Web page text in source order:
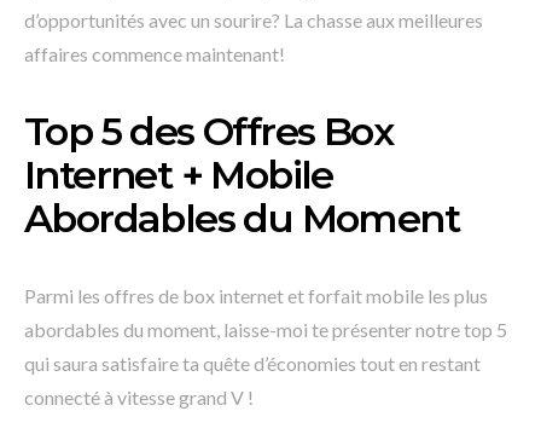
d’opportunités avec un sourire? La chasse aux meilleures
affaires commence maintenant!
Top 5 des Offres Box
Internet + Mobile
Abordables du Moment
Parmi les offres de box internet et forfait mobile les plus
abordables du moment, laisse-moi te présenter notre top 5
qui saura satisfaire ta quête d’économies tout en restant
connecté à vitesse grand V !